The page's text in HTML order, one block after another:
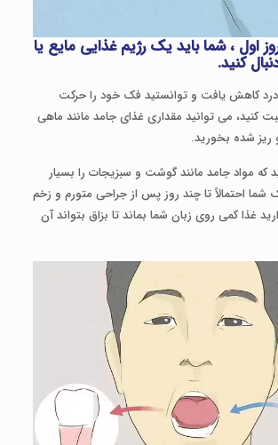
برای ۱ تا ۳ روز اول ، شما باید یک رژیم غذایی مایع یا
کنید.
کاهش یافت و توانستید فک خود را حرکت
می توانید مقداری غذای جامد مانند ماهی
ریز شده بخورید.
مواد جامد مانند گوشت و سبزیجات را بسیار
شما احتمالاً تا چند روز پس از جراحی متورم و زخم
غذا کمی روی زبان شما بماند تا بزاق بتواند آن